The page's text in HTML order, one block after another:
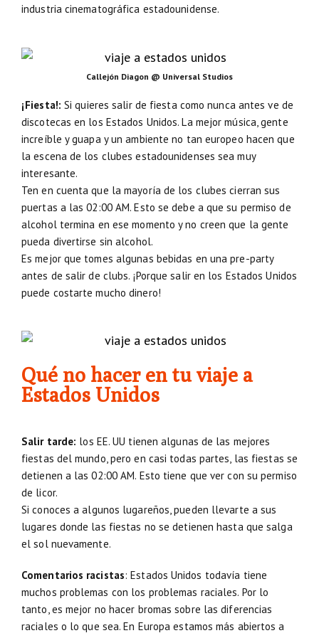
industria cinematográfica estadounidense.
Callejón Diagon @ Universal Studios
¡Fiesta!: Si quieres salir de fiesta como nunca antes ve de
discotecas en los Estados Unidos. La mejor música, gente
increíble y guapa y un ambiente no tan europeo hacen que
la escena de los clubes estadounidenses sea muy
interesante.
Ten en cuenta que la mayoría de los clubes cierran sus
puertas a las 02:00 AM. Esto se debe a que su permiso de
alcohol termina en ese momento y no creen que la gente
pueda divertirse sin alcohol.
Es mejor que tomes algunas bebidas en una pre-party
antes de salir de clubs. ¡Porque salir en los Estados Unidos
puede costarte mucho dinero!
Qué no hacer en tu viaje a
Estados Unidos
Salir tarde: los EE. UU tienen algunas de las mejores
fiestas del mundo, pero en casi todas partes, las fiestas se
detienen a las 02:00 AM. Esto tiene que ver con su permiso
de licor.
Si conoces a algunos lugareños, pueden llevarte a sus
lugares donde las fiestas no se detienen hasta que salga
el sol nuevamente.
Comentarios racistas: Estados Unidos todavía tiene
muchos problemas con los problemas raciales. Por lo
tanto, es mejor no hacer bromas sobre las diferencias
raciales o lo que sea. En Europa estamos más abiertos a